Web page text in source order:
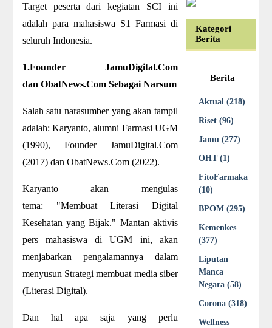
Target peserta dari kegiatan SCI ini
adalah para mahasiswa S1 Farmasi di
seluruh Indonesia.
1.Founder JamuDigital.Com
dan ObatNews.Com Sebagai Narsum
Salah satu narasumber yang akan tampil
adalah: Karyanto, alumni Farmasi UGM
(1990), Founder JamuDigital.Com
(2017) dan ObatNews.Com (2022).
Karyanto akan mengulas
tema: "Membuat Literasi Digital
Kesehatan yang Bijak." Mantan aktivis
pers mahasiswa di UGM ini, akan
menjabarkan pengalamannya dalam
menyusun Strategi membuat media siber
(Literasi Digital).
Dan hal apa saja yang perlu
Kategori
Berita
Berita
Aktual (218)
Riset (96)
Jamu (277)
OHT (1)
FitoFarmaka
(10)
BPOM (295)
Kemenkes
(377)
Liputan
Manca
Negara (58)
Corona (318)
Wellness